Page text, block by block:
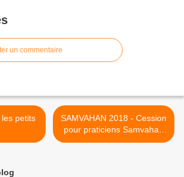
un commentaire
les petits
SAMVAHAN 2018 - Cession
pour praticiens Samvahan
avec Michael TREMBATH >